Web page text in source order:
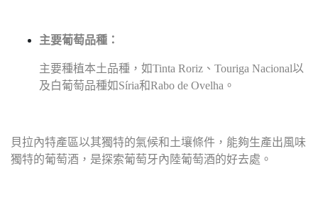
主要葡萄品種：
主要種植本土品種，如Tinta Roriz、Touriga Nacional以
及白葡萄品種如Síria和Rabo de Ovelha。
貝拉內特產區以其獨特的氣候和土壤條件，能夠生產出風味
獨特的葡萄酒，是探索葡萄牙內陸葡萄酒的好去處。